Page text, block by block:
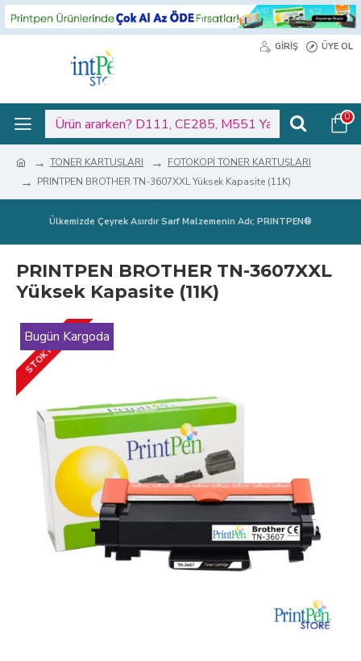
GIRIŞ ÜYE OL
0
TONER KARTUŞLARI
FOTOKOPİ TONER KARTUŞLARI
PRINTPEN BROTHER TN-3607XXL Yüksek Kapasite (11K)
Ülkemizde Çeyrek Asırdır Sarf Malzemenin Adı; PRINTPEN®
PRINTPEN BROTHER TN-3607XXL
Yüksek Kapasite (11K)
Bugün Kargoda
STOKTA YOK